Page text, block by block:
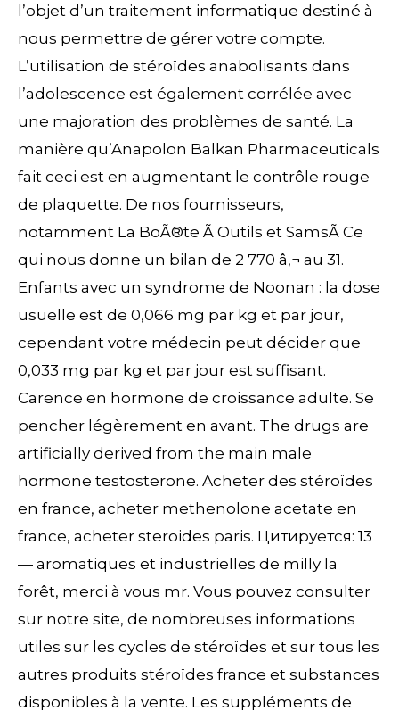
l’objet d’un traitement informatique destiné à
nous permettre de gérer votre compte.
L’utilisation de stéroïdes anabolisants dans
l’adolescence est également corrélée avec
une majoration des problèmes de santé. La
manière qu’Anapolon Balkan Pharmaceuticals
fait ceci est en augmentant le contrôle rouge
de plaquette. De nos fournisseurs,
notamment La BoÃ®te Ã Outils et SamsÃ Ce
qui nous donne un bilan de 2 770 â‚¬ au 31.
Enfants avec un syndrome de Noonan : la dose
usuelle est de 0,066 mg par kg et par jour,
cependant votre médecin peut décider que
0,033 mg par kg et par jour est suffisant.
Carence en hormone de croissance adulte. Se
pencher légèrement en avant. The drugs are
artificially derived from the main male
hormone testosterone. Acheter des stéroïdes
en france, acheter methenolone acetate en
france, acheter steroides paris. Цитируется: 13
— aromatiques et industrielles de milly la
forêt, merci à vous mr. Vous pouvez consulter
sur notre site, de nombreuses informations
utiles sur les cycles de stéroïdes et sur tous les
autres produits stéroïdes france et substances
disponibles à la vente. Les suppléments de